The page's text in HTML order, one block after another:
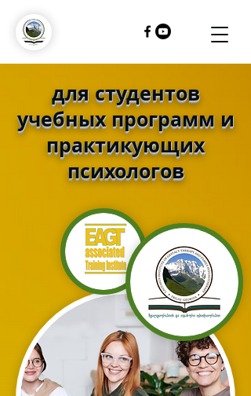
для студентов
учебных программ и
практикующих
психологов